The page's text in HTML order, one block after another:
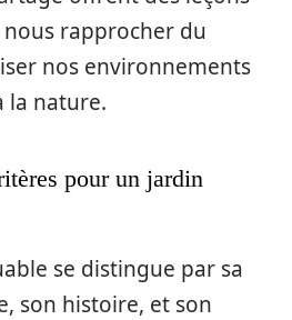
rapprocher du
nos environnements
la nature.
pour un jardin
se distingue par sa
son histoire, et son